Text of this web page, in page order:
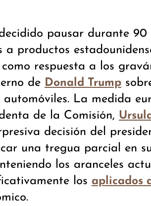
pausar durante 90
a productos
respuesta a los
de Donald Trump
La medida
de la Comisión,
decisión del
una tregua parcial en
los aranceles
los aplicados